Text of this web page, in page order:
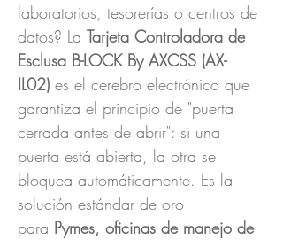
laboratorios, tesorerías o centros de
datos? La Tarjeta Controladora de
Esclusa B-LOCK By AXCSS (AX-
IL02) es el cerebro electrónico que
garantiza el principio de "puerta
cerrada antes de abrir": si una
puerta está abierta, la otra se
bloquea automáticamente. Es la
solución estándar de oro
para Pymes, oficinas de manejo de